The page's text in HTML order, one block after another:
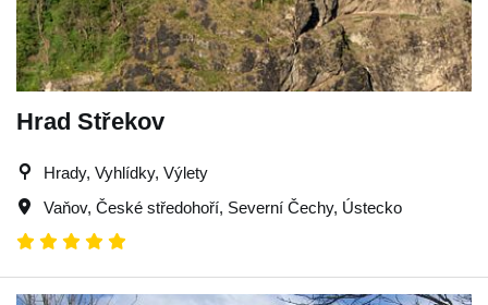
Hrad Střekov
Hrady, Vyhlídky, Výlety
Vaňov, České středohoří, Severní Čechy, Ústecko